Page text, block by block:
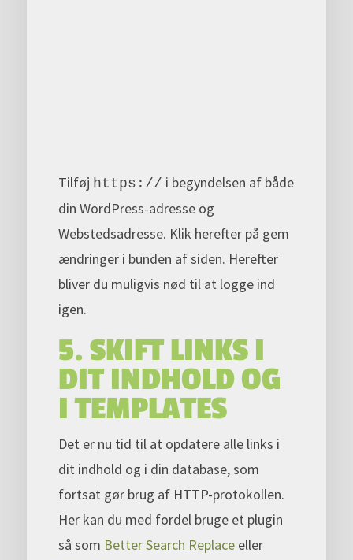
Tilføj https:// i begyndelsen af både
din WordPress-adresse og
Webstedsadresse. Klik herefter på gem
ændringer i bunden af siden. Herefter
bliver du muligvis nød til at logge ind
igen.
5. SKIFT LINKS I
DIT INDHOLD OG
I TEMPLATES
Det er nu tid til at opdatere alle links i
dit indhold og i din database, som
fortsat gør brug af HTTP-protokollen.
Her kan du med fordel bruge et plugin
så som Better Search Replaceeller